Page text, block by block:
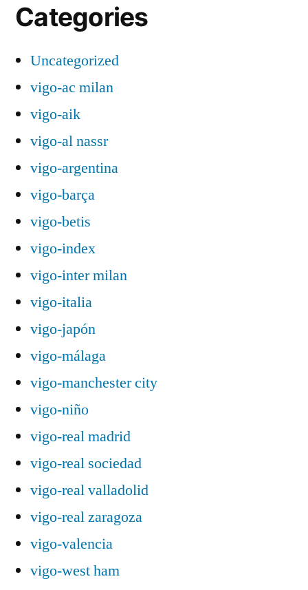
Categories
Uncategorized
vigo-ac milan
vigo-aik
vigo-al nassr
vigo-argentina
vigo-barça
vigo-betis
vigo-index
vigo-inter milan
vigo-italia
vigo-japón
vigo-málaga
vigo-manchester city
vigo-niño
vigo-real madrid
vigo-real sociedad
vigo-real valladolid
vigo-real zaragoza
vigo-valencia
vigo-west ham